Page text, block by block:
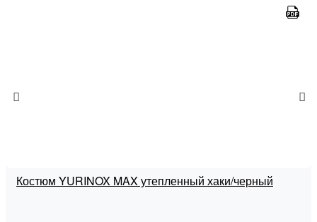
Костюм YURINOX MAX утепленный хаки/черный